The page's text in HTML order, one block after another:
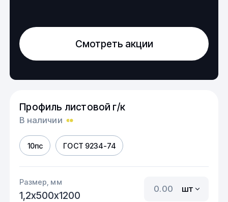
Смотреть акции
Профиль листовой г/к
В наличии
10пс ГОСТ 9234-74
Размер, мм
1,2х500х1200
шт